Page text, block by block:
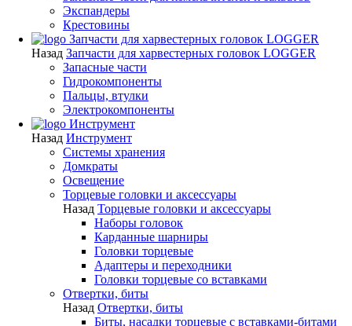
Экспандеры
Крестовины
Запчасти для харвестерных головок LOGGER
Назад Запчасти для харвестерных головок LOGGER
Запасные части
Гидрокомпоненты
Пальцы, втулки
Электрокомпоненты
Инструмент
Назад Инструмент
Системы хранения
Домкраты
Освещение
Торцевые головки и аксессуары
Назад Торцевые головки и аксессуары
Наборы головок
Карданные шарниры
Головки торцевые
Адаптеры и переходники
Головки торцевые со вставками
Отвертки, биты
Назад Отвертки, биты
Биты, насадки торцевые с вставками-битами